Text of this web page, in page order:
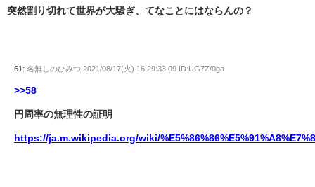
突然割り切れて世界が大騒ぎ、てなことにはならんの？
61: 名無しのひみつ 2021/08/17(火) 16:29:33.09 ID:UG7Z/0ga
>>58
円周率の無理性の証明
https://ja.m.wikipedia.org/wiki/